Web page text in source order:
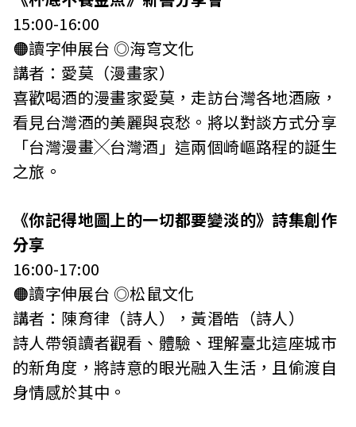
15:00-16:00
🟠讀字伸展台 ◎海穹文化
講者：愛莫（漫畫家）
喜歡喝酒的漫畫家愛莫，走訪台灣各地酒廠，
看見台灣酒的美麗與哀愁。將以對談方式分享
「台灣漫畫╳台灣酒」這兩個崎嶇路程的誕生
之旅。
《你記得地圖上的一切都要變淡的》詩集創作
分享
16:00-17:00
🟠讀字伸展台 ◎松鼠文化
講者：陳育律（詩人），黃湣皓（詩人）
詩人帶領讀者觀看、體驗、理解臺北這座城市
的新角度，將詩意的眼光融入生活，且偷渡自
身情感於其中。